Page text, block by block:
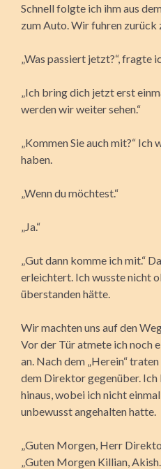
Schnell folgte ich ihm aus
zum Auto. Wir fuhren zurück
„Was passiert jetzt?“, fragte
„Ich bring dich jetzt erst
werden wir weiter sehen.“
„Kommen Sie auch mit?“
haben.
„Wenn du möchtest.“
„Ja.“
„Gut dann komme ich mit.“
erleichtert. Ich wusste nicht
überstanden hätte.
Wir machten uns auf den
Vor der Tür atmete ich noch
an. Nach dem „Herein“
dem Direktor gegenüber. Ich
hinaus, wobei ich nicht
unbewusst angehalten hatte.
„Guten Morgen, Herr
„Guten Morgen Killian,